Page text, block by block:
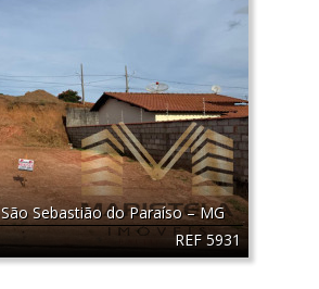
REF 5931
São Sebastião do Paraíso–MG